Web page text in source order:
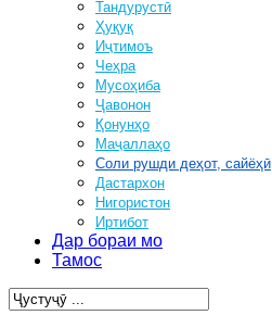
Тандурустӣ
Ҳуқуқ
Иҷтимоъ
Чеҳра
Мусоҳиба
Ҷавонон
Қонунҳо
Маҷаллаҳо
Соли рушди деҳот, сайёҳӣ
Дастархон
Нигористон
Иртибот
Дар бораи мо
Тамос